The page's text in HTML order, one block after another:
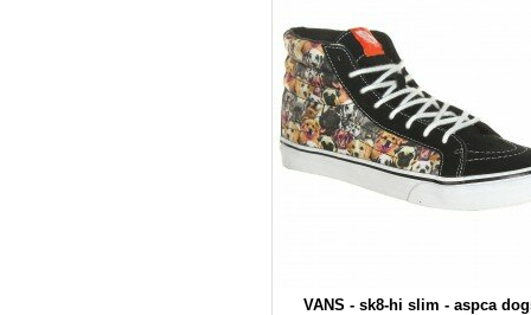
VANS - sk8-hi slim - aspca